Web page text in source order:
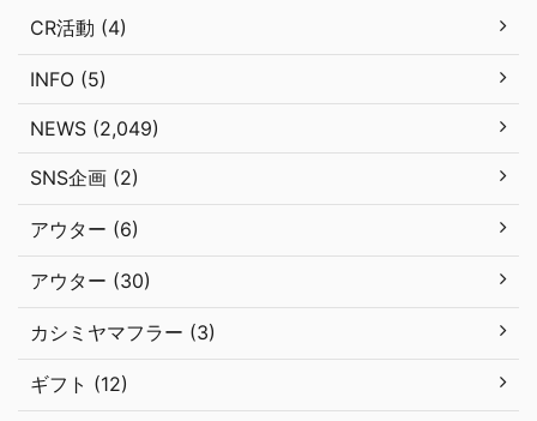
CR活動 (4)
INFO (5)
NEWS (2,049)
SNS企画 (2)
アウター (6)
アウター (30)
カシミヤマフラー (3)
ギフト (12)